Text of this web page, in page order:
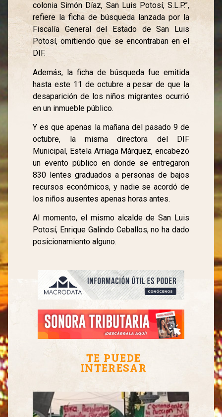
colonia Simón Díaz, San Luis Potosí, S.L.P.”,
refiere la ficha de búsqueda lanzada por la
Fiscalía General del Estado de San Luis
Potosí, omitiendo que se encontraban en el
DIF.
Además, la ficha de búsqueda fue emitida
hasta este 11 de octubre a pesar de que la
desaparición de los niños migrantes ocurrió
en un inmueble público.
Y es que apenas la mañana del pasado 9 de
octubre, la misma directora del DIF
Municipal, Estela Arriaga Márquez, encabezó
un evento público en donde se entregaron
830 lentes graduados a personas de bajos
recursos económicos, y nadie se acordó de
los niños ausentes apenas horas antes.
Al momento, el mismo alcalde de San Luis
Potosí, Enrique Galindo Ceballos, no ha dado
posicionamiento alguno.
TE PUEDE
INTERESAR